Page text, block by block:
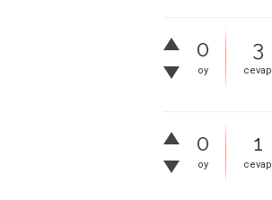
0
oy
3
cevap
0
oy
1
cevap